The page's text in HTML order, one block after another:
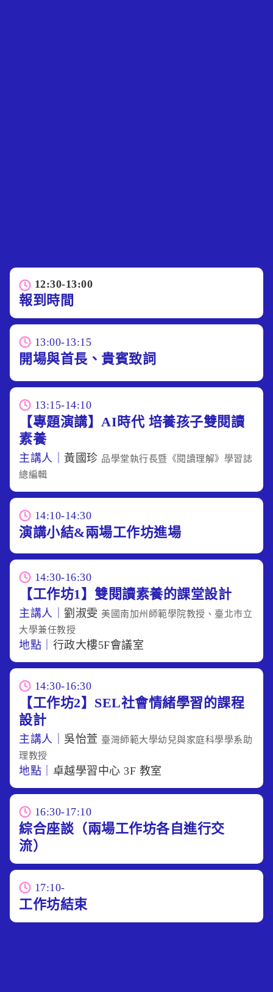
12:30-13:00
報到時間
13:00-13:15
開場與首長、貴賓致詞
13:15-14:10
【專題演講】AI時代 培養孩子雙閱讀
素養
主講人｜ 黃國珍 品學堂執行長暨《閱讀理解》學習誌
總編輯
14:10-14:30
演講小結&兩場工作坊進場
14:30-16:30
【工作坊1】雙閱讀素養的課堂設計
主講人｜ 劉淑雯 美國南加州師範學院教授、臺北市立
大學兼任教授
地點｜ 行政大樓5F會議室
14:30-16:30
【工作坊2】SEL社會情緒學習的課程
設計
主講人｜ 吳怡萱 臺灣師範大學幼兒與家庭科學學系助
理教授
地點｜ 卓越學習中心 3F 教室
16:30-17:10
綜合座談（兩場工作坊各自進行交
流）
17:10-
工作坊結束